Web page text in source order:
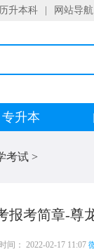
升本科 网站导航
专升本
考试 >
报考简章-尊
间： 2022-02-17 11:07